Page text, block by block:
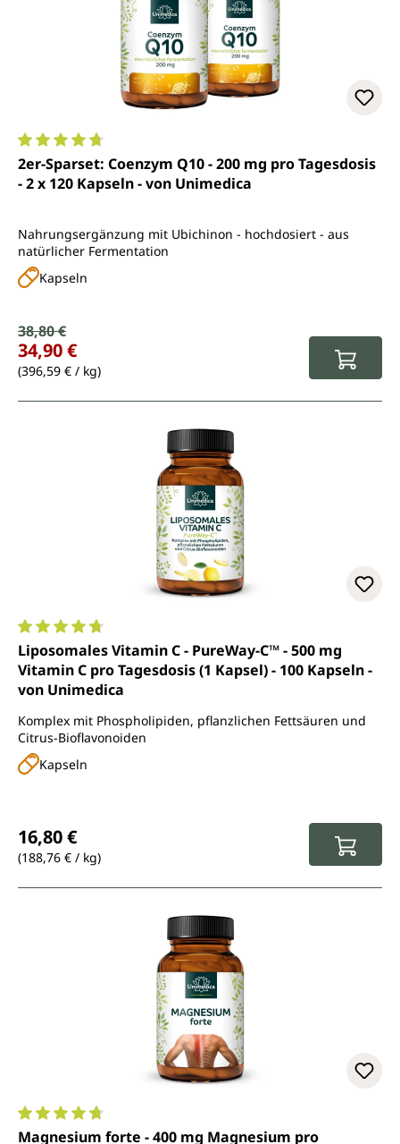
Durchschnittliche Bewertung von 4.8 von 5 Sternen
2er-Sparset: Coenzym Q10 - 200 mg pro Tagesdosis
- 2 x 120 Kapseln - von Unimedica
Nahrungsergänzung mit Ubichinon - hochdosiert - aus
natürlicher Fermentation
Kapseln
Verkaufspreis:
Regulärer Preis:
38,80 €
34,90 €
(396,59 € / kg)
Durchschnittliche Bewertung von 4.7 von 5 Sternen
Liposomales Vitamin C - PureWay-C™ - 500 mg
Vitamin C pro Tagesdosis (1 Kapsel) - 100 Kapseln -
von Unimedica
Komplex mit Phospholipiden, pflanzlichen Fettsäuren und
Citrus-Bioflavonoiden
Kapseln
16,80 €
(188,76 € / kg)
Durchschnittliche Bewertung von 4.7 von 5 Sternen
Magnesium forte - 400 mg Magnesium pro